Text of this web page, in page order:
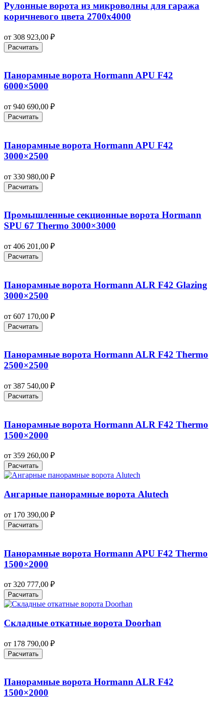
Рулонные ворота из микроволны для гаража
коричневого цвета 2700х4000
от 308 923,00 ₽
Расчитать
Панорамные ворота Hormann APU F42
6000×5000
от 940 690,00 ₽
Расчитать
Панорамные ворота Hormann APU F42
3000×2500
от 330 980,00 ₽
Расчитать
Промышленные секционные ворота Hormann
SPU 67 Thermo 3000×3000
от 406 201,00 ₽
Расчитать
Панорамные ворота Hormann ALR F42 Glazing
3000×2500
от 607 170,00 ₽
Расчитать
Панорамные ворота Hormann ALR F42 Thermo
2500×2500
от 387 540,00 ₽
Расчитать
Панорамные ворота Hormann ALR F42 Thermo
1500×2000
от 359 260,00 ₽
Расчитать
Ангарные панорамные ворота Alutech
от 170 390,00 ₽
Расчитать
Панорамные ворота Hormann APU F42 Thermo
1500×2000
от 320 777,00 ₽
Расчитать
Складные откатные ворота Doorhan
от 178 790,00 ₽
Расчитать
Панорамные ворота Hormann ALR F42
1500×2000